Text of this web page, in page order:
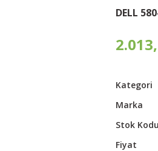
DELL
Kategori
Marka
Stok Kodu
Fiyat